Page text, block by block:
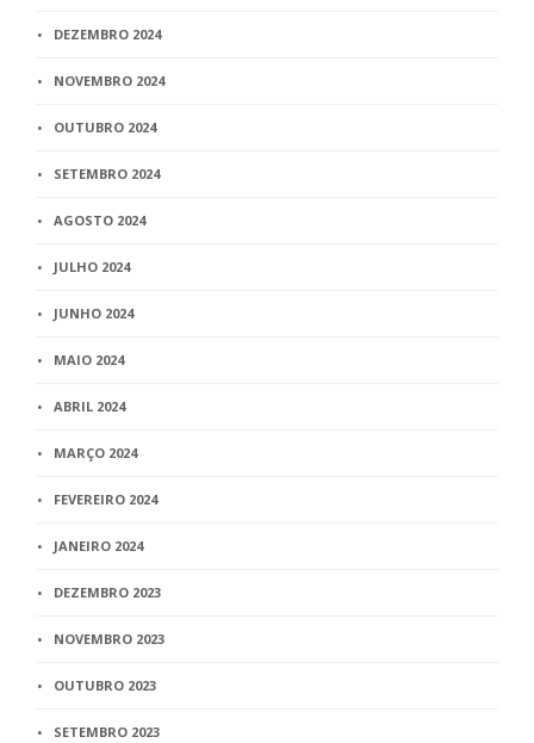
DEZEMBRO 2024
NOVEMBRO 2024
OUTUBRO 2024
SETEMBRO 2024
AGOSTO 2024
JULHO 2024
JUNHO 2024
MAIO 2024
ABRIL 2024
MARÇO 2024
FEVEREIRO 2024
JANEIRO 2024
DEZEMBRO 2023
NOVEMBRO 2023
OUTUBRO 2023
SETEMBRO 2023